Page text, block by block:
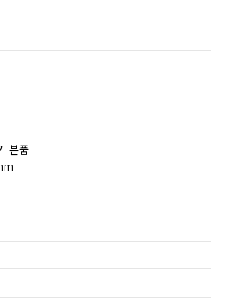
본품